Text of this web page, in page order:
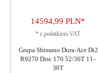
14594,99 PLN*
* z podatkiem VAT
Grupa Shimano Dura-Ace Di2
R9270 Disc 170 52/36T 11–
30T